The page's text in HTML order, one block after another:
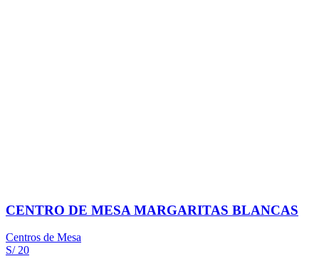
CENTRO DE MESA MARGARITAS BLANCAS
Centros de Mesa
S/ 20